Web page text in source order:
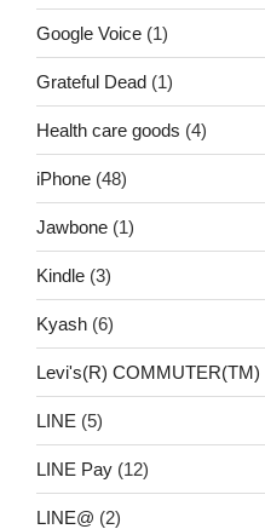
Google Voice (1)
Grateful Dead (1)
Health care goods (4)
iPhone (48)
Jawbone (1)
Kindle (3)
Kyash (6)
Levi's(R) COMMUTER(TM)
LINE (5)
LINE Pay (12)
LINE@ (2)